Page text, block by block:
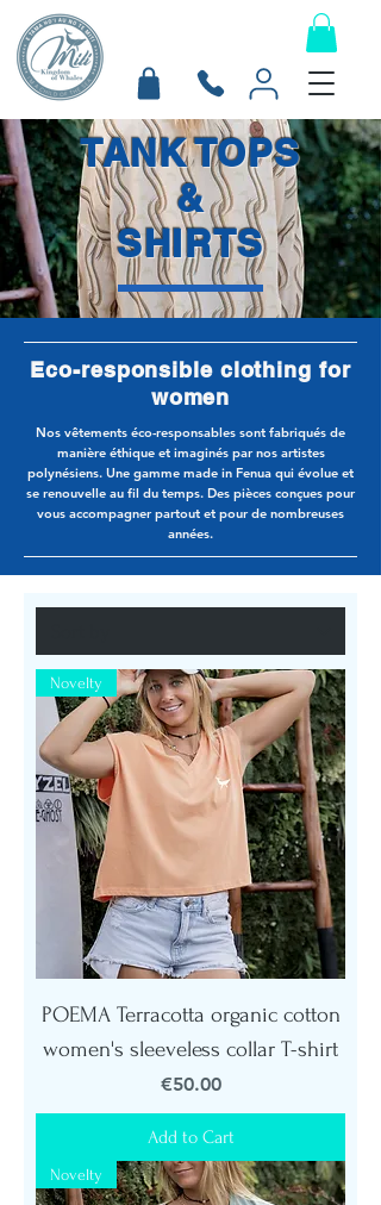
TANK TOPS
&
SHIRTS
Eco-responsible clothing for
women
Nos vêtements éco-responsables sont fabriqués de
manière éthique et imaginés par nos artistes
polynésiens. Une gamme made in Fenua qui évolue et
se renouvelle au fil du temps. Des pièces conçues pour
vous accompagner partout et pour de nombreuses
années.
Novelty
POEMA Terracotta organic cotton
women's sleeveless collar T-shirt
Price
€50.00
Add to Cart
Novelty